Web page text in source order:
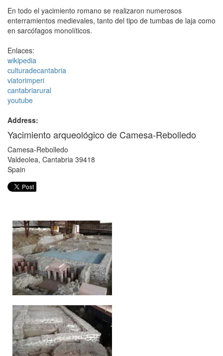
En todo el yacimiento romano se realizaron numerosos
enterramientos medievales, tanto del tipo de tumbas de laja como
en sarcófagos monolíticos.
Enlaces:
wikipedia
culturadecantabria
viatorimperi
cantabriarural
youtube
Address:
Yacimiento arqueológico de Camesa-Rebolledo
Camesa-Rebolledo
Valdeolea, Cantabria 39418
Spain